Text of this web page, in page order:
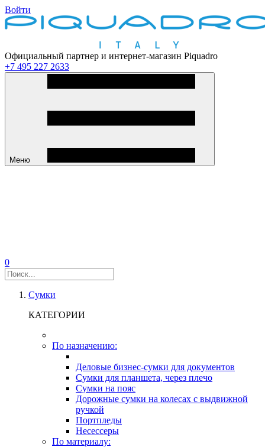
Войти
Официальный партнер и интернет-магазин Piquadro
+7 495 227 2633
Меню
0
Сумки
КАТЕГОРИИ
По назначению:
Деловые бизнес-сумки для документов
Сумки для планшета, через плечо
Сумки на пояс
Дорожные сумки на колесах с выдвижной
ручкой
Портпледы
Несессеры
По материалу: